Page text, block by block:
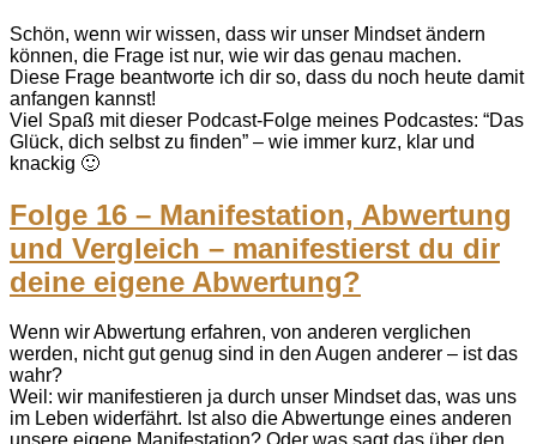
Schön, wenn wir wissen, dass wir unser Mindset ändern
können, die Frage ist nur, wie wir das genau machen.
Diese Frage beantworte ich dir so, dass du noch heute damit
anfangen kannst!
Viel Spaß mit dieser Podcast-Folge meines Podcastes: “Das
Glück, dich selbst zu finden” – wie immer kurz, klar und
knackig 🙂
Folge 16 – Manifestation, Abwertung
und Vergleich – manifestierst du dir
deine eigene Abwertung?
Wenn wir Abwertung erfahren, von anderen verglichen
werden, nicht gut genug sind in den Augen anderer – ist das
wahr?
Weil: wir manifestieren ja durch unser Mindset das, was uns
im Leben widerfährt. Ist also die Abwertunge eines anderen